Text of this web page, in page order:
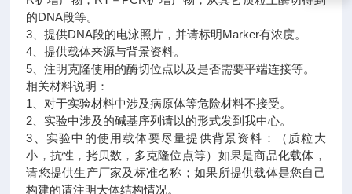
的DNA段等。
3、提供DNA段的电泳照片，并请标明Marker有浓度。
4、提供载体来源与背景资料。
5、注明克隆使用的酶切位点以及是否需要平端连接等。
相关材料说明：
1、对于实验材料中涉及病原体等危险材料不接受。
2、实验中涉及的碱基序列请以的形式发到我中心。
3、实验中的使用载体要尽量提供背景资料：（质粒大
小，抗性，拷贝数，多克隆位点等）如果是商品化载体，
请您提供生产厂家及标准名称；如果所提供载体是您自己
构建的请注明大体结构情况。